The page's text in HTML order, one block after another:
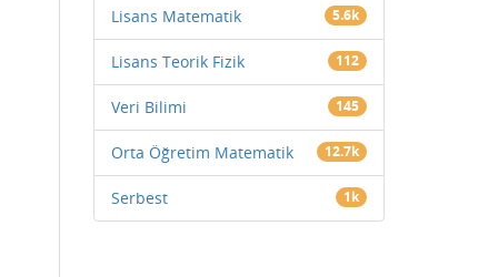
Lisans Matematik 5.6k
Lisans Teorik Fizik 112
Veri Bilimi 145
Orta Öğretim Matematik 12.7k
Serbest 1k